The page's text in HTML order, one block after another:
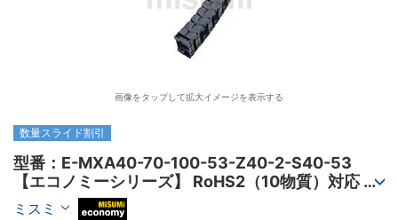
画像をタップして拡大イメージを表示する
数量スライド割引
型番：E-MXA40-70-100-53-Z40-2-S40-53
【エコノミーシリーズ】 RoHS2（10物質）対応 ケ
ーブルキャリア 低発塵・低騒音タイプ
ミスミ